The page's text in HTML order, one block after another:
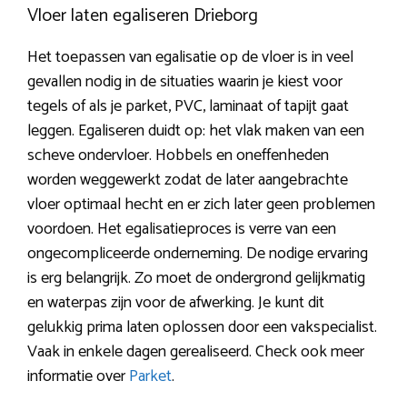
Vloer laten egaliseren Drieborg
Het toepassen van egalisatie op de vloer is in veel
gevallen nodig in de situaties waarin je kiest voor
tegels of als je parket, PVC, laminaat of tapijt gaat
leggen. Egaliseren duidt op: het vlak maken van een
scheve ondervloer. Hobbels en oneffenheden
worden weggewerkt zodat de later aangebrachte
vloer optimaal hecht en er zich later geen problemen
voordoen. Het egalisatieproces is verre van een
ongecompliceerde onderneming. De nodige ervaring
is erg belangrijk. Zo moet de ondergrond gelijkmatig
en waterpas zijn voor de afwerking. Je kunt dit
gelukkig prima laten oplossen door een vakspecialist.
Vaak in enkele dagen gerealiseerd. Check ook meer
informatie overParket.